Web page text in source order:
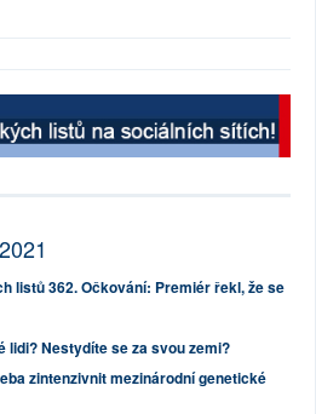
listů 362. Očkování: Premiér řekl, že se
lidi? Nestydíte se za svou zemi?
zintenzivnit mezinárodní genetické